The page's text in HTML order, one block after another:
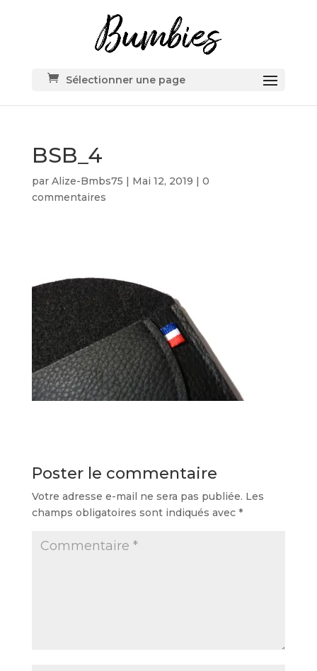
Sélectionner une page
BSB_4
par Alize-Bmbs75 | Mai 12, 2019 | 0
commentaires
Poster le commentaire
Votre adresse e-mail ne sera pas publiée. Les
champs obligatoires sont indiqués avec *